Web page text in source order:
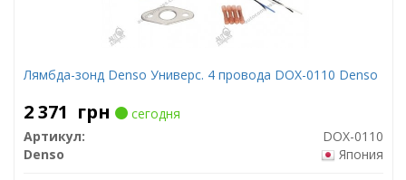
Лямбда-зонд Denso Универс. 4 провода DOX-0110 Denso
2 371 грн
сегодня
Артикул:
DOX-0110
Denso
Япония